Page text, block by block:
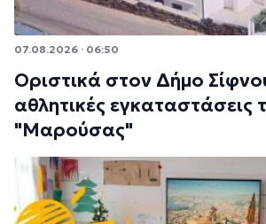
07.08.2026 · 06:50
Οριστικά στον Δήμο
αθλητικές εγκαταστάσεις
"Μαρούσας"